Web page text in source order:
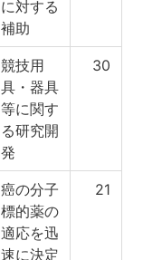
に対する
補助
競技用
具・器具
等に関す
る研究開
発
30
癌の分子
標的薬の
適応を迅
速に決定
21